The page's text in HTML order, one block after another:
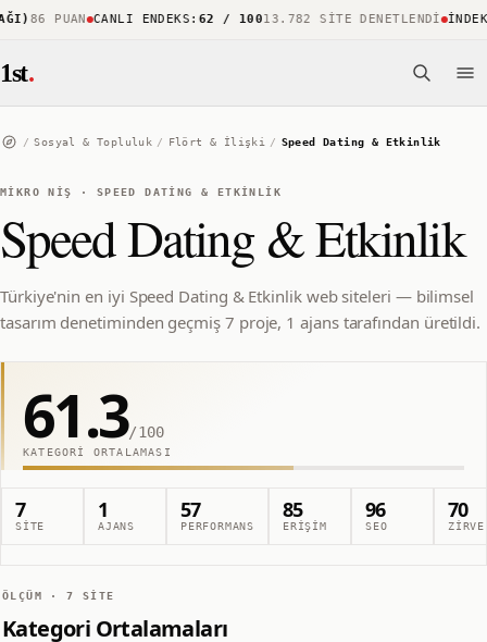
86 PUAN CANLI ENDEKS:62 / 10013.782 SITE DENETLENDI İNDEKS
1st.
/ Sosyal & Topluluk / Flört & İlişki / Speed Dating & Etkinlik
MIKRO NIŞ · SPEED DATING & ETKINLIK
Speed Dating & Etkinlik
Türkiye'nin en iyi Speed Dating & Etkinlik web siteleri — bilimsel
tasarım denetiminden geçmiş 7 proje, 1 ajans tarafından üretildi.
61.3/100
KATEGORI ORTALAMASI
7
SITE
1
AJANS
57
PERFORMANS
85
ERIŞIM
96
SEO
70
ZIRVE
ÖLÇÜM ·7 SITE
Kategori Ortalamaları